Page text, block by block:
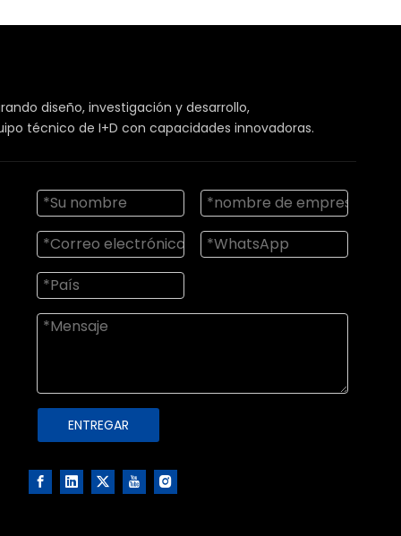
diseño, investigación y desarrollo,
técnico de I+D con capacidades innovadoras.
ENTREGAR